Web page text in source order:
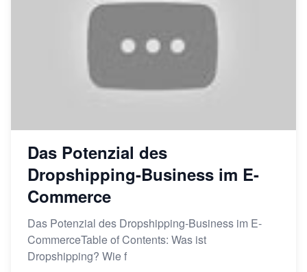
Das Potenzial des
Dropshipping-Business im E-
Commerce
Das Potenzial des Dropshipping-Business im E-
CommerceTable of Contents: Was ist
Dropshipping? Wie f